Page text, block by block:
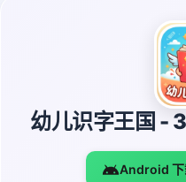
幼儿识字王国 -
Android 下